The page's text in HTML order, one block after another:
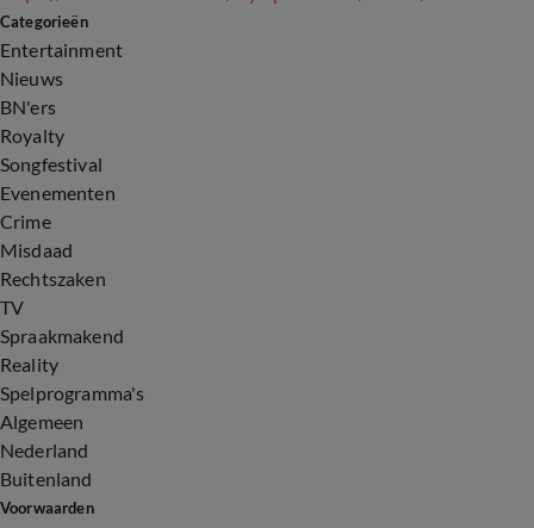
Categorieën
Entertainment
Nieuws
BN'ers
Royalty
Songfestival
Evenementen
Crime
Misdaad
Rechtszaken
TV
Spraakmakend
Reality
Spelprogramma's
Algemeen
Nederland
Buitenland
Voorwaarden